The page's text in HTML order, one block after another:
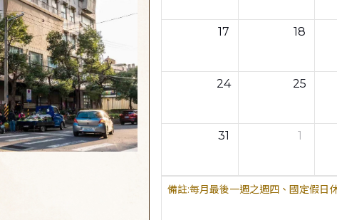
17 18
24 25
31 1
每月最後一週之週四、國定假日